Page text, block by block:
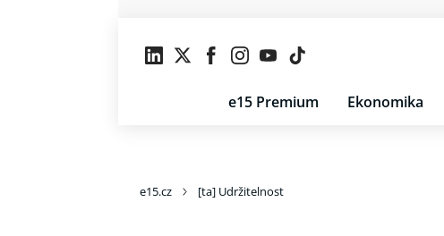
e15 Premium Ekonomika
e15.cz [ta] Udržitelnost